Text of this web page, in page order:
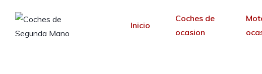
Inicio
Coches de
ocasion